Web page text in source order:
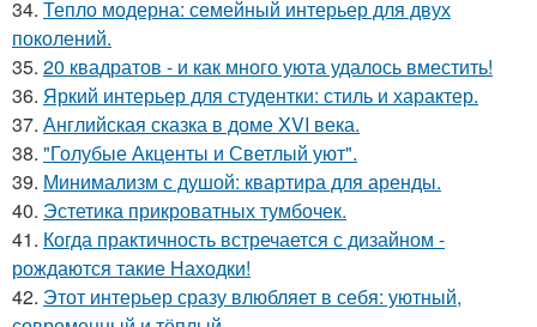
34. Тепло модерна: семейный интерьер для двух
поколений.
35. 20 квадратов - и как много уюта удалось вместить!
36. Яркий интерьер для студентки: стиль и характер.
37. Английская сказка в доме XVI века.
38. "Голубые Акценты и Светлый уют".
39. Минимализм с душой: квартира для аренды.
40. Эстетика прикроватных тумбочек.
41. Когда практичность встречается с дизайном -
рождаются такие Находки!
42. Этот интерьер сразу влюбляет в себя: уютный,